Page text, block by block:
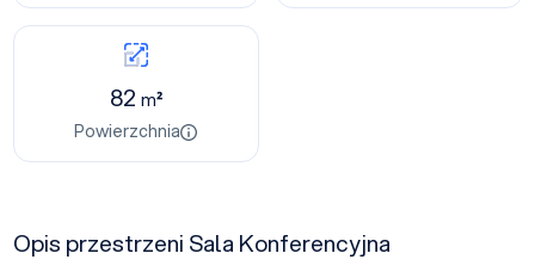
82 m²
Powierzchnia
Opis przestrzeni Sala Konferencyjna